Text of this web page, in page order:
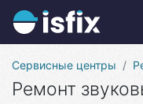
Сервисные центры
Ремонт